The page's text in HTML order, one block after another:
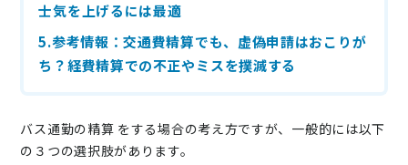
士気を上げるには最適
5.参考情報：交通費精算でも、虚偽申請はおこりが
ち？経費精算での不正やミスを撲滅する
バス通勤の精算 をする場合の考え方ですが、一般的には以下
の３つの選択肢があります。